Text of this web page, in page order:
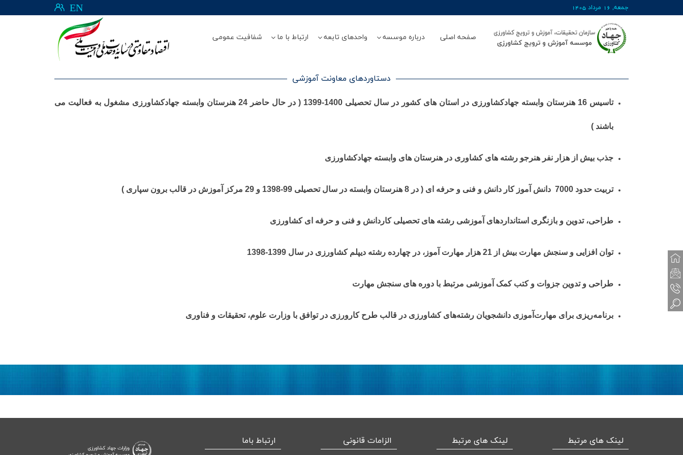
جمعه, 16 مرداد 1405 EN
صفحه اصلی درباره موسسه واحدهای تابعه ارتباط با ما شفافیت عمومی
دستاوردهای معاونت آموزشی
تاسیس 16 هنرستان وابسته جهادکشاورزی در استان های کشور در سال تحصیلی 1400-1399 ( در حال حاضر 24 هنرستان وابسته جهادکشاورزی مشغول به فعالیت می
باشند )
جذب بیش از هزار نفر هنرجو رشته های کشاوری در هنرستان های وابسته جهادکشاورزی
تربیت حدود 7000 دانش ­آموز کار دانش و فنی و حرفه ­ای ( در 8 هنرستان وابسته در سال تحصیلی 99-1398 و 29 مرکز آموزش در قالب برون سپاری )
طراحی، تدوین و بازنگری استانداردهای آموزشی رشته های تحصیلی کاردانش و فنی و حرفه ای کشاورزی
توان­ افزایی و سنجش مهارت بیش از 21 هزار مهارت­ آموز، در چهارده رشته دیپلم کشاورزی در سال 1399-1398
طراحی و تدوین جزوات و کتب کمک آموزشی مرتبط با دوره های سنجش مهارت
برنامه‌ریزی برای مهارت‌آموزی دانشجویان رشته‌های کشاورزی در قالب طرح کارورزی در توافق با وزارت علوم، تحقیقات و فناوری
لینک های مرتبط لینک های مرتبط الزامات قانونی ارتباط باما